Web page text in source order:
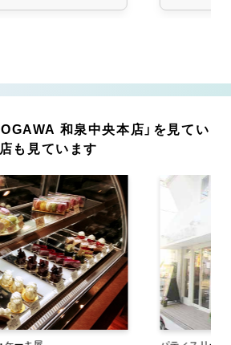
和泉中央本店」を見てい
も見ています